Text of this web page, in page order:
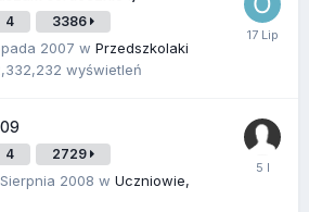
4 3386
2007 w Przedszkolaki
wyświetleń
4 2729
2008 w Uczniowie,